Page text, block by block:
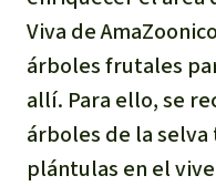
Viva de
árboles frutales
allí. Para ello, se
árboles de la
plántulas en el